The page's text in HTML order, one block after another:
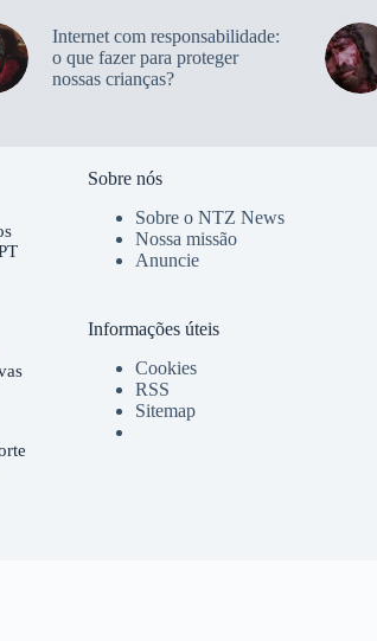
Internet com responsabilidade:
o que fazer para proteger
nossas crianças?
Sobre nós
Sobre o NTZ News
Nossa missão
Anuncie
Informações úteis
Cookies
RSS
Sitemap